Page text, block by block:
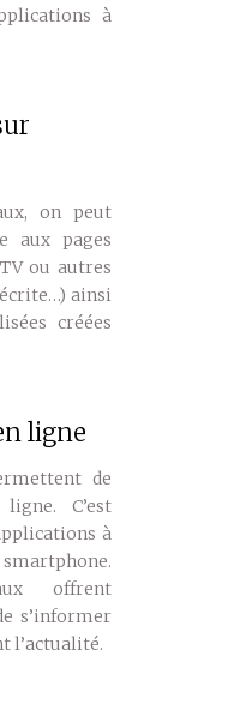
à
on peut
aux pages
ou autres
ainsi
créées
ligne
de
C’est
à
offrent
s’informer
l’actualité.